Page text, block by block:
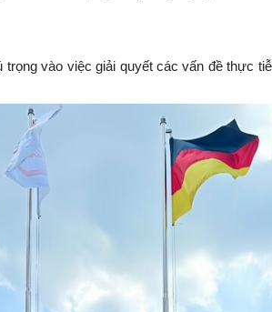
vào việc giải quyết các vấn đề thực